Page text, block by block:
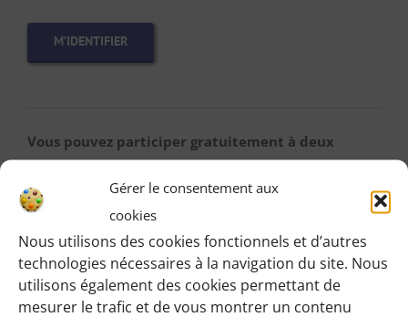
Gérer le consentement aux
cookies
Nous utilisons des cookies fonctionnels et d’autres
technologies nécessaires à la navigation du site. Nous
utilisons également des cookies permettant de
mesurer le trafic et de vous montrer un contenu
M’IDENTIFIER
Vous pouvez participer gratuitement à deux
:
Cliquez sur le bouton ci-dessous et indiquez-nous votre
choix en laissant vos coordonnées pour que l’on puisse
vous répondre en vous précisant le lieu de rendez-vous
et autres détails.